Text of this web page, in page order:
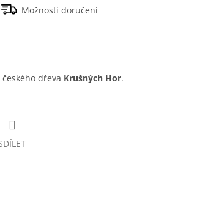
Možnosti doručení
dřeva Krušných Hor.